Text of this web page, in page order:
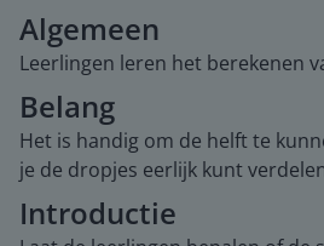
Algemeen
Leerlingen leren het berekenen
Belang
Het is handig om de helft te
je de dropjes eerlijk kunt
Introductie